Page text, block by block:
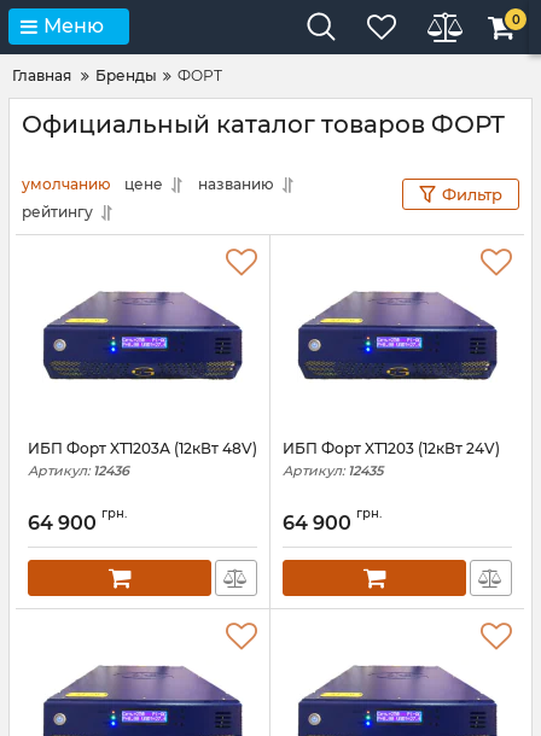
Меню 0
Главная Бренды ФОРТ
Официальный каталог товаров ФОРТ
умолчанию цене
названию
рейтингу
Фильтр
ИБП Форт XT1203А (12кВт 48V)
Артикул: 12436
64 900 грн.
ИБП Форт XT1203 (12кВт 24V)
Артикул: 12435
64 900 грн.